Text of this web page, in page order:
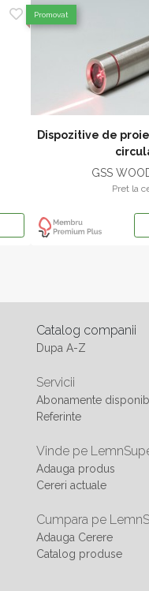
Dispozitive de
GSS
Pret la
Promovat
Catalog companii
Dupa A-Z
Servicii
Abonamente
Referinte
Vinde pe
Adauga produs
Cereri actuale
Cumpara pe
Adauga Cerere
Catalog produse